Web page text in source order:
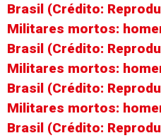
Brasil (Crédito:
Militares mortos:
Brasil (Crédito:
Militares mortos:
Brasil (Crédito:
Militares mortos:
Brasil (Crédito: